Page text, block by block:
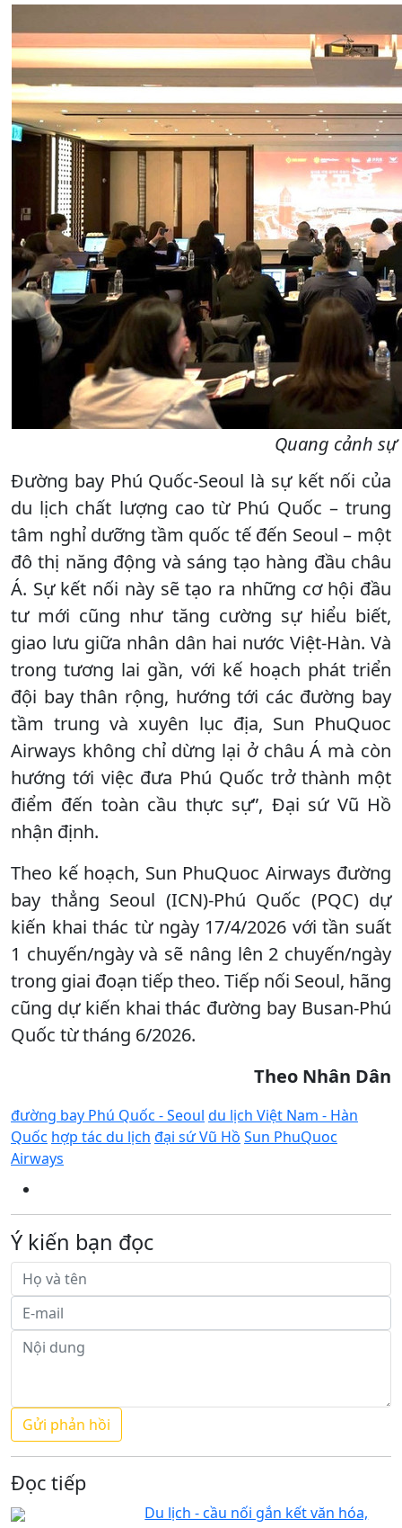
Quang cảnh sự
Đường bay Phú Quốc-Seoul là sự kết nối của
du lịch chất lượng cao từ Phú Quốc – trung
tâm nghỉ dưỡng tầm quốc tế đến Seoul – một
đô thị năng động và sáng tạo hàng đầu châu
Á. Sự kết nối này sẽ tạo ra những cơ hội đầu
tư mới cũng như tăng cường sự hiểu biết,
giao lưu giữa nhân dân hai nước Việt-Hàn. Và
trong tương lai gần, với kế hoạch phát triển
đội bay thân rộng, hướng tới các đường bay
tầm trung và xuyên lục địa, Sun PhuQuoc
Airways không chỉ dừng lại ở châu Á mà còn
hướng tới việc đưa Phú Quốc trở thành một
điểm đến toàn cầu thực sự”, Đại sứ Vũ Hồ
nhận định.
Theo kế hoạch, Sun PhuQuoc Airways đường
bay thẳng Seoul (ICN)-Phú Quốc (PQC) dự
kiến khai thác từ ngày 17/4/2026 với tần suất
1 chuyến/ngày và sẽ nâng lên 2 chuyến/ngày
trong giai đoạn tiếp theo. Tiếp nối Seoul, hãng
cũng dự kiến khai thác đường bay Busan-Phú
Quốc từ tháng 6/2026.
Theo Nhân Dân
đường bay Phú Quốc - Seoul du lịch Việt Nam - Hàn
Quốc hợp tác du lịch đại sứ Vũ Hồ Sun PhuQuoc
Airways
Ý kiến bạn đọc
Đọc tiếp
Du lịch - cầu nối gắn kết văn hóa,